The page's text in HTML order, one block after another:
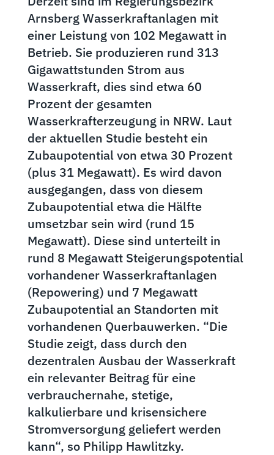
Arnsberg Wasserkraftanlagen mit
einer Leistung von 102 Megawatt in
Betrieb. Sie produzieren rund 313
Gigawattstunden Strom aus
Wasserkraft, dies sind etwa 60
Prozent der gesamten
Wasserkrafterzeugung in NRW. Laut
der aktuellen Studie besteht ein
Zubaupotential von etwa 30 Prozent
(plus 31 Megawatt). Es wird davon
ausgegangen, dass von diesem
Zubaupotential etwa die Hälfte
umsetzbar sein wird (rund 15
Megawatt). Diese sind unterteilt in
rund 8 Megawatt Steigerungspotential
vorhandener Wasserkraftanlagen
(Repowering) und 7 Megawatt
Zubaupotential an Standorten mit
vorhandenen Querbauwerken. “Die
Studie zeigt, dass durch den
dezentralen Ausbau der Wasserkraft
ein relevanter Beitrag für eine
verbrauchernahe, stetige,
kalkulierbare und krisensichere
Stromversorgung geliefert werden
kann“, so Philipp Hawlitzky.